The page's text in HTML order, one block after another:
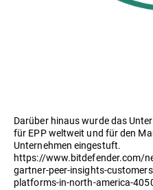
Darüber hinaus wurde das
für EPP weltweit und für den
Unternehmen eingestuft.
https://www.bitdefender.com/
gartner-peer-insights-
platforms-in-north-america-